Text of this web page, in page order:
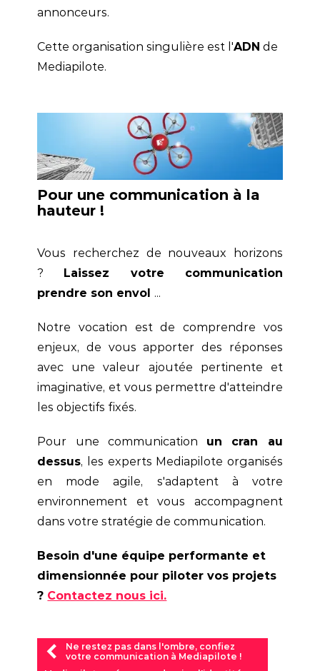
annonceurs.
Cette organisation singulière est l'ADN de
Mediapilote.
Pour une communication à la
hauteur !
Vous recherchez de nouveaux horizons
? Laissez votre communication
prendre son envol ...
Notre vocation est de comprendre vos
enjeux, de vous apporter des réponses
avec une valeur ajoutée pertinente et
imaginative, et vous permettre d'atteindre
les objectifs fixés.
Pour une communication un cran au
dessus, les experts Mediapilote organisés
en mode agile, s'adaptent à votre
environnement et vous accompagnent
dans votre stratégie de communication.
Besoin d'une équipe performante et
dimensionnée pour piloter vos projets
? Contactez nous ici.
Ne restez pas dans l'ombre, confiez
votre communication à Mediapilote !